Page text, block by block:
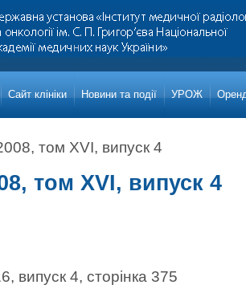
Сайт клініки Новини та події УРОЖ
том XVI, випуск 4
том XVI, випуск 4
випуск 4, сторінка 375